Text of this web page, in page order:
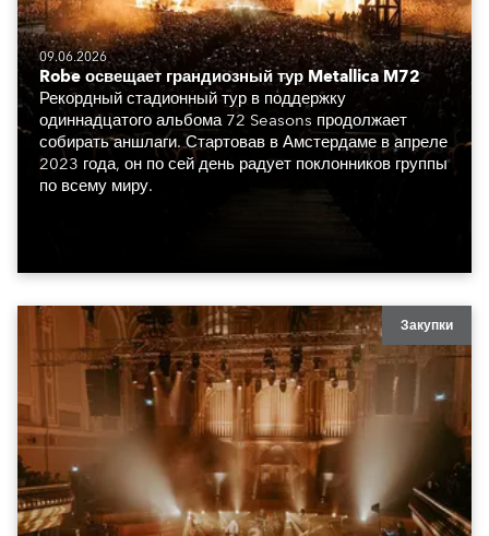
09.06.2026
Robe освещает грандиозный тур Metallica M72
Рекордный стадионный тур в поддержку
одиннадцатого альбома 72 Seasons продолжает
собирать аншлаги. Стартовав в Амстердаме в апреле
2023 года, он по сей день радует поклонников группы
по всему миру.
Закупки